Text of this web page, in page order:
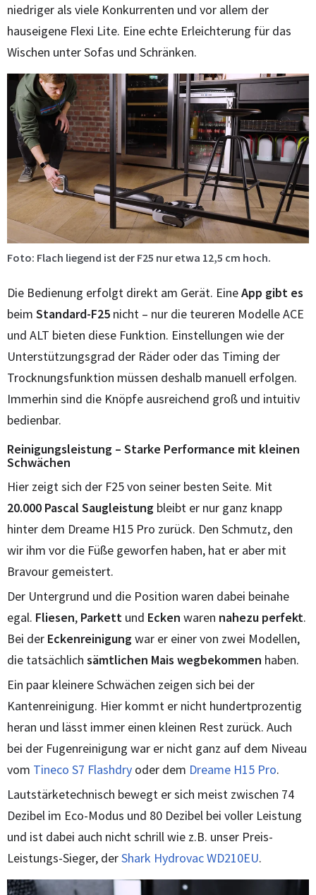
niedriger als viele Konkurrenten und vor allem der
hauseigene Flexi Lite. Eine echte Erleichterung für das
Wischen unter Sofas und Schränken.
Foto: Flach liegend ist der F25 nur etwa 12,5 cm hoch.
Die Bedienung erfolgt direkt am Gerät. EineApp gibt es
beim Standard-F25 nicht – nur die teureren Modelle ACE
und ALT bieten diese Funktion. Einstellungen wie der
Unterstützungsgrad der Räder oder das Timing der
Trocknungsfunktion müssen deshalb manuell erfolgen.
Immerhin sind die Knöpfe ausreichend groß und intuitiv
bedienbar.
Reinigungsleistung – Starke Performance mit kleinen
Schwächen
Hier zeigt sich der F25 von seiner besten Seite. Mit
20.000 Pascal Saugleistung bleibt er nur ganz knapp
hinter dem Dreame H15 Pro zurück. Den Schmutz, den
wir ihm vor die Füße geworfen haben, hat er aber mit
Bravour gemeistert.
Der Untergrund und die Position waren dabei beinahe
egal. Fliesen, Parkett und Ecken waren nahezu perfekt.
Bei der Eckenreinigungwar er einer von zwei Modellen,
die tatsächlich sämtlichen Mais wegbekommen haben.
Ein paar kleinere Schwächen zeigen sich bei der
Kantenreinigung. Hier kommt er nicht hundertprozentig
heran und lässt immer einen kleinen Rest zurück. Auch
bei der Fugenreinigung war er nicht ganz auf dem Niveau
vom Tineco S7 Flashdry oder dem Dreame H15 Pro.
Lautstärketechnisch bewegt er sich meist zwischen 74
Dezibel im Eco-Modus und 80 Dezibel bei voller Leistung
und ist dabei auch nicht schrill wie z.B. unser Preis-
Leistungs-Sieger, derShark Hydrovac WD210EU.